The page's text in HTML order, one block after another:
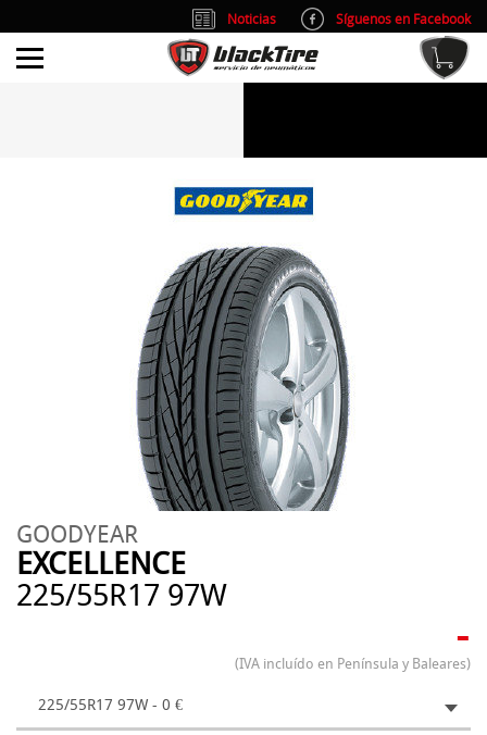
GOODYEAR
EXCELLENCE
225/55R17 97W
-
(IVA incluído en Península y Baleares)
225/55R17 97W - 0 €
Noticias
Síguenos en Facebook
info@blacktire.es
Atención al cliente: L/V 9:00-14:00 y 15:00-19:00